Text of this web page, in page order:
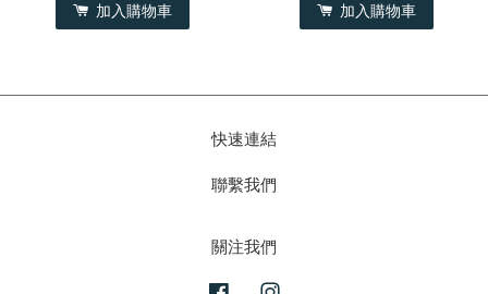
加入購物車 加入購物車
快速連結
聯繫我們
關注我們